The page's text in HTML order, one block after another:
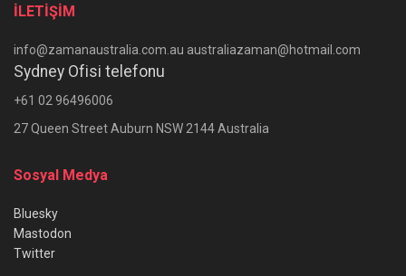
İLETİŞİM
info@zamanaustralia.com.au australiazaman@hotmail.com
Sydney Ofisi telefonu
+61 02 96496006
27 Queen Street Auburn NSW 2144 Australia
Sosyal Medya
Bluesky
Mastodon
Twitter